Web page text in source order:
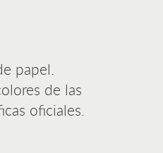
papel.
de las
oficiales.